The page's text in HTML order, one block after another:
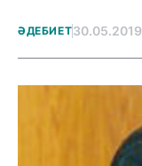
ӘДЕБИЕТ30.05.2019